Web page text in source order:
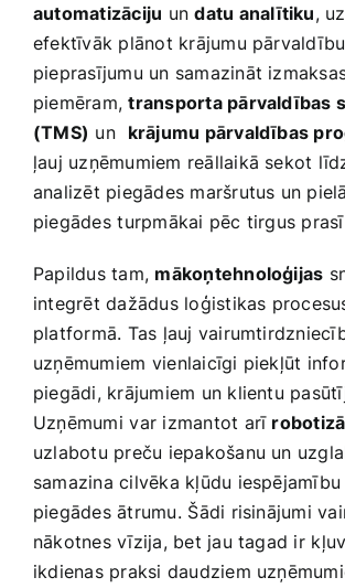
automatizāciju undatu analītiku,
efektīvāk plānot krājumu
pieprasījumu un samazināt​
piemēram,transporta pārvaldības
(TMS) un ⁤ krājumu pārvaldības
ļauj uzņēmumiem reāllaikā sekot
analizēt piegādes maršrutus un
piegādes⁤ turpmākai pēc tirgus
Papildus tam, mākoņtehnoloģijas
integrēt dažādus loģistikas
platformā. Tas ļauj
uzņēmumiem ⁣vienlaicīgi piekļūt
piegādi, krājumiem‍ un klientu
Uzņēmumi ⁤var izmantot arī
uzlabotu preču iepakošanu un
samazina cilvēka kļūdu
piegādes ātrumu. ⁢Šādi risinājumi
nākotnes vīzija, bet jau‌ tagad‍ ir
ikdienas praksi daudziem